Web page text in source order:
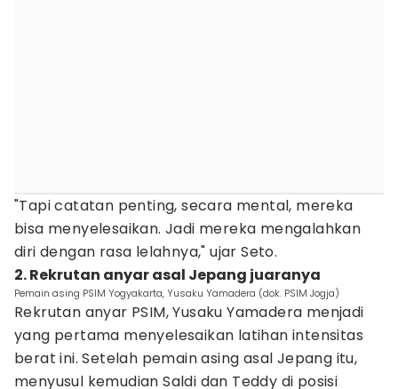
"Tapi catatan penting, secara mental, mereka
bisa menyelesaikan. Jadi mereka mengalahkan
diri dengan rasa lelahnya," ujar Seto.
2. Rekrutan anyar asal Jepang juaranya
Pemain asing PSIM Yogyakarta, Yusaku Yamadera (dok. PSIM Jogja)
Rekrutan anyar PSIM, Yusaku Yamadera menjadi
yang pertama menyelesaikan latihan intensitas
berat ini. Setelah pemain asing asal Jepang itu,
menyusul kemudian Saldi dan Teddy di posisi